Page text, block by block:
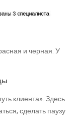
и черная. У
клиента». Здесь
сделать паузу